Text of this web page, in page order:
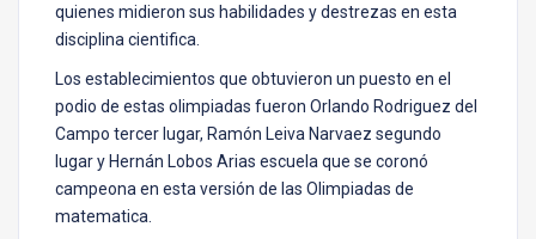
quienes midieron sus habilidades y destrezas en esta
disciplina cientifica.
Los establecimientos que obtuvieron un puesto en el
podio de estas olimpiadas fueron Orlando Rodriguez del
Campo tercer lugar, Ramón Leiva Narvaez segundo
lugar y Hernán Lobos Arias escuela que se coronó
campeona en esta versión de las Olimpiadas de
matematica.